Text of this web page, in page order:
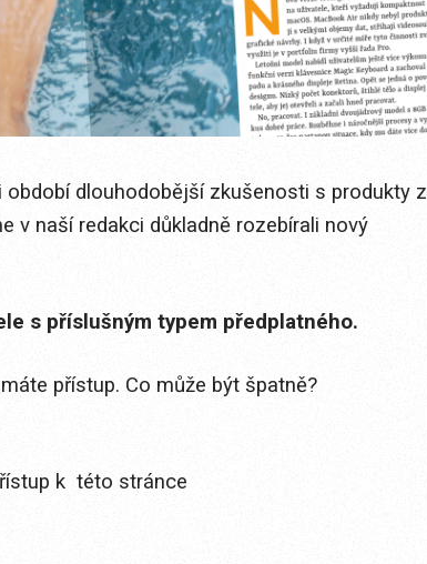
dlouhodobější zkušenosti s produkty z
v naší redakci důkladně rozebírali nový
s příslušným typem předplatného.
přístup. Co může být špatně?
k této stránce